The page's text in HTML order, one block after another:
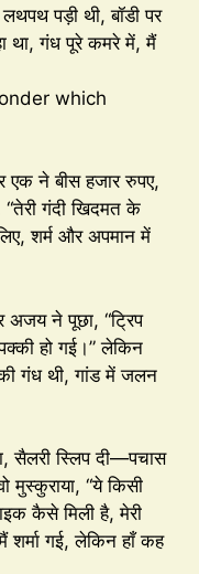
पड़ी थी, बॉडी पर
था, गंध पूरे कमरे में, मैं
एक ने बीस हजार रुपए,
गंदी खिदमत के
शर्म और अपमान में
अजय ने पूछा, “ट्रिप
हो गई।” लेकिन
गंध थी, गांड में जलन
स्लिप दी—पचास
मुस्कुराया, “ये किसी
कैसे मिली है, मेरी
शर्मा गई, लेकिन हाँ कह